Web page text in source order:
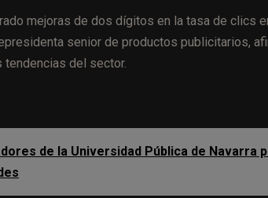
mejoras de dos dígitos en la tasa de clics
senior de productos publicitarios,
tendencias del sector.
de la Universidad Pública de Navarra